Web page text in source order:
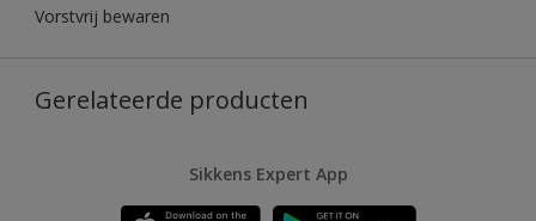
Vorstvrij bewaren
Gerelateerde producten
Sikkens Expert App